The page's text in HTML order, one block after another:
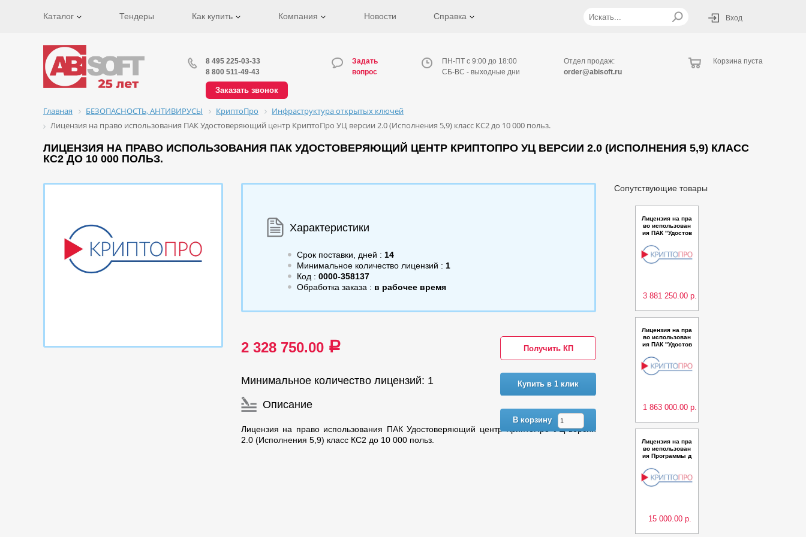
Каталог Тендеры Как купить Компания Новости Справка Вход
8 495 225-03-33
8 800 511-49-43
Заказать звонок
Задать
вопрос
ПН-ПТ с 9:00 до 18:00
СБ-ВС - выходные дни
Отдел продаж:
order@abisoft.ru
Корзина пуста
Главная БЕЗОПАСНОСТЬ, АНТИВИРУСЫ КриптоПро
Инфраструктура открытых ключей
Лицензия на право использования ПАК Удостоверяющий центр КриптоПро УЦ версии 2.0 (Исполнения 5,9) класс КС2 до 10 000 польз.
ЛИЦЕНЗИЯ НА ПРАВО ИСПОЛЬЗОВАНИЯ ПАК УДОСТОВЕРЯЮЩИЙ ЦЕНТР КРИПТОПРО УЦ ВЕРСИИ 2.0 (ИСПОЛНЕНИЯ 5,9) КЛАСС
КС2 ДО 10 000 ПОЛЬЗ.
Характеристики
Срок поставки, дней : 14
Минимальное количество лицензий : 1
Код : 0000-358137
Обработка заказа : в рабочее время
2 328 750.00 a Получить КП
Купить в 1 клик
В корзину
Минимальное количество лицензий: 1
Описание
Лицензия на право использования ПАК Удостоверяющий центр КриптоПро УЦ версии
2.0 (Исполнения 5,9) класс КС2 до 10 000 польз.
Сопутствующие товары
Лицензия на пра
во использован
ия ПАК "Удостов
"КриптоПро УЦ"
версии 2.0 (Исп
олнения 5,9) кла
3 881 250.00 р.
Лицензия на пра
во использован
ия ПАК "Удостов
"КриптоПро УЦ"
версии 2.0 (Исп
олнение 16) кла
1 863 000.00 р.
Лицензия на пра
во использован
ия Программы д
ия идентификац
ионных карт ли
чности "Smart I
15 000.00 р.